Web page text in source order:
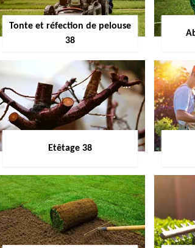
Tonte et réfection de pelouse
38
Etêtage 38